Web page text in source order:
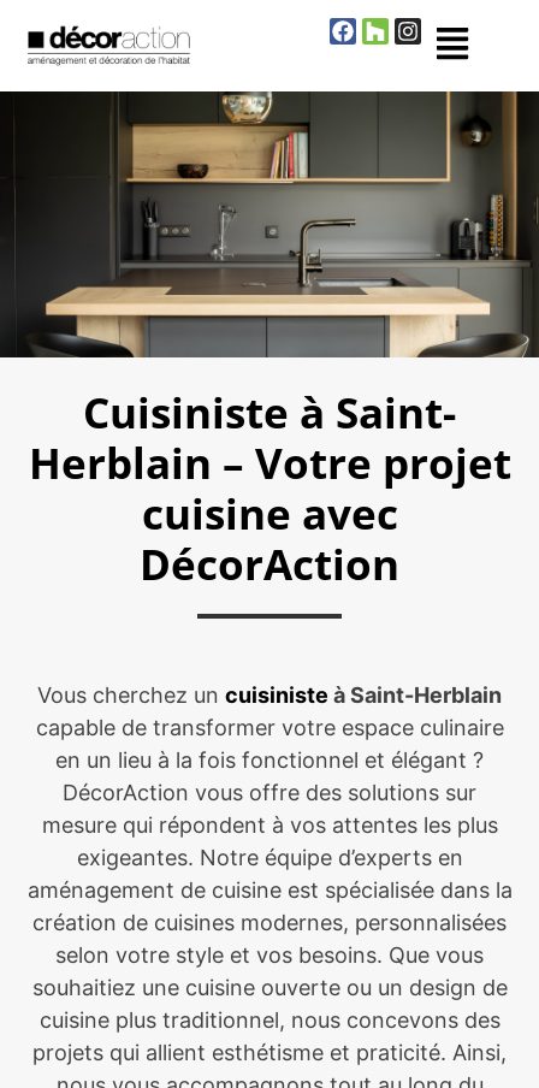
Cuisiniste à Saint-
Herblain – Votre projet
cuisine avec
DécorAction
Vous cherchez un cuisiniste à Saint-Herblain
capable de transformer votre espace culinaire
en un lieu à la fois fonctionnel et élégant ?
DécorAction vous offre des solutions sur
mesure qui répondent à vos attentes les plus
exigeantes. Notre équipe d’experts en
aménagement de cuisine est spécialisée dans la
création de cuisines modernes, personnalisées
selon votre style et vos besoins. Que vous
souhaitiez une cuisine ouverte ou un design de
cuisine plus traditionnel, nous concevons des
projets qui allient esthétisme et praticité. Ainsi,